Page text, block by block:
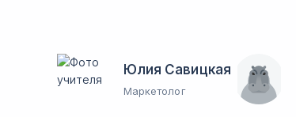
Юлия Савицкая
Маркетолог